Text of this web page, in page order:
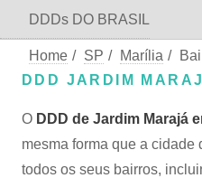
DDDs DO BRASIL
Home / SP / Marília /
DDD JARDIM
O DDD de Jardim Marajá
mesma forma que a cidade
todos os seus bairros,